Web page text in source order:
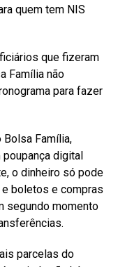
quem tem NIS
que fizeram
Família não
para fazer
Família,
digital
o dinheiro só pode
boletos e compras
segundo momento
parcelas do